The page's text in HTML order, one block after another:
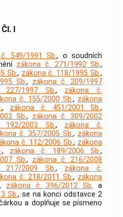
Čl. I
549/1991 Sb., o soudních
zákona č. 271/1992 Sb.,
Sb., zákona č. 118/1995 Sb.,
Sb., zákona č. 209/1997
227/1997 Sb., zákona č.
č. 155/2000 Sb., zákona
, zákona č. 451/2001 Sb.,
Sb., zákona č. 309/2002
192/2003 Sb., zákona č.
č. 357/2005 Sb., zákona
č. 112/2006 Sb., zákona
, zákona č. 189/2006 Sb.,
Sb., zákona č. 216/2008
217/2009 Sb., zákona č.
č. 218/2011 Sb., zákona
, zákona č. 396/2012 Sb. a
Sb., se na konci odstavce 2
a doplňuje se písmeno